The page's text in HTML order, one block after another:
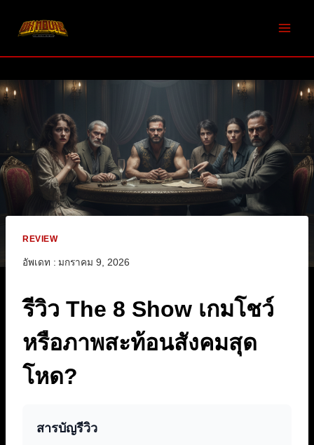
REVIEW
อัพเดท : มกราคม 9, 2026
รีวิว The 8 Show เกมโชว์
หรือภาพสะท้อนสังคมสุด
โหด?
สารบัญรีวิว